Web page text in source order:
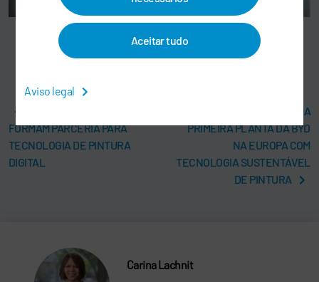
Aceitar tudo
Aviso legal
Dry coating free standing film
FORMAM PARCERIA PARA
TECNOLOGIA DE PINTURA
DIGITAL
DÜRR ESTÁ EQUIPANDO A
PRIMEIRA PLANTA DA BYD
NA EUROPA COM
TECNOLOGIA SUSTENTÁVEL
DE PINTURA
Carina Lachnit